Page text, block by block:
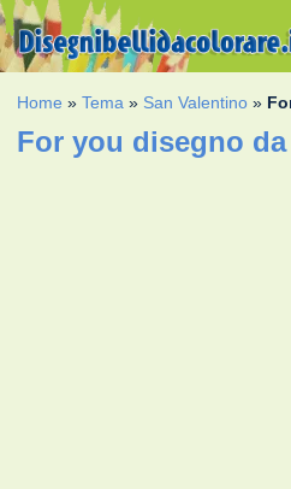
Home »Tema » San Valentino »
For you disegno